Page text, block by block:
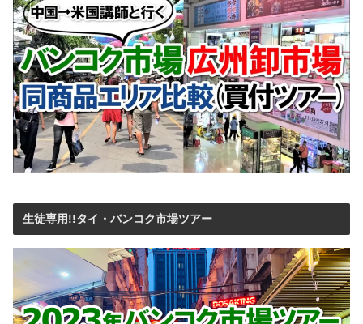
生徒専用!!タイ・バンコク市場ツアー